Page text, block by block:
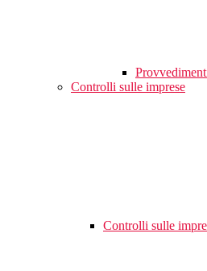
Controlli sulle imprese
Controlli sulle